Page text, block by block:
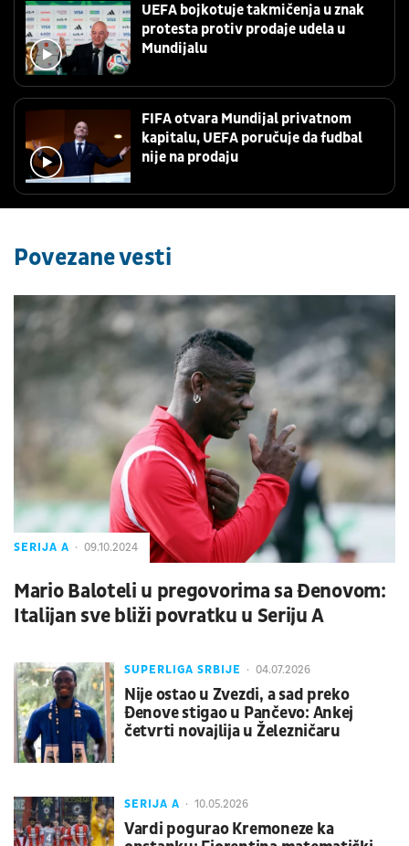
UEFA bojkotuje takmičenja u znak
protesta protiv prodaje udela u
Mundijalu
FIFA otvara Mundijal privatnom
kapitalu, UEFA poručuje da fudbal
nije na prodaju
Povezane vesti
SERIJA A 09.10.2024
Mario Baloteli u pregovorima sa Đenovom:
Italijan sve bliži povratku u Seriju A
SUPERLIGA SRBIJE 04.07.2026
Nije ostao u Zvezdi, a sad preko
Đenove stigao u Pančevo: Ankej
četvrti novajlija u Železničaru
SERIJA A 10.05.2026
Vardi pogurao Kremoneze ka